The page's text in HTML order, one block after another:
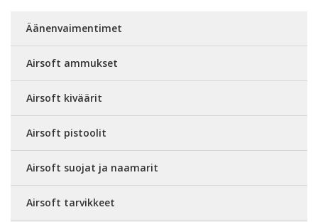
Äänenvaimentimet
Airsoft ammukset
Airsoft kiväärit
Airsoft pistoolit
Airsoft suojat ja naamarit
Airsoft tarvikkeet